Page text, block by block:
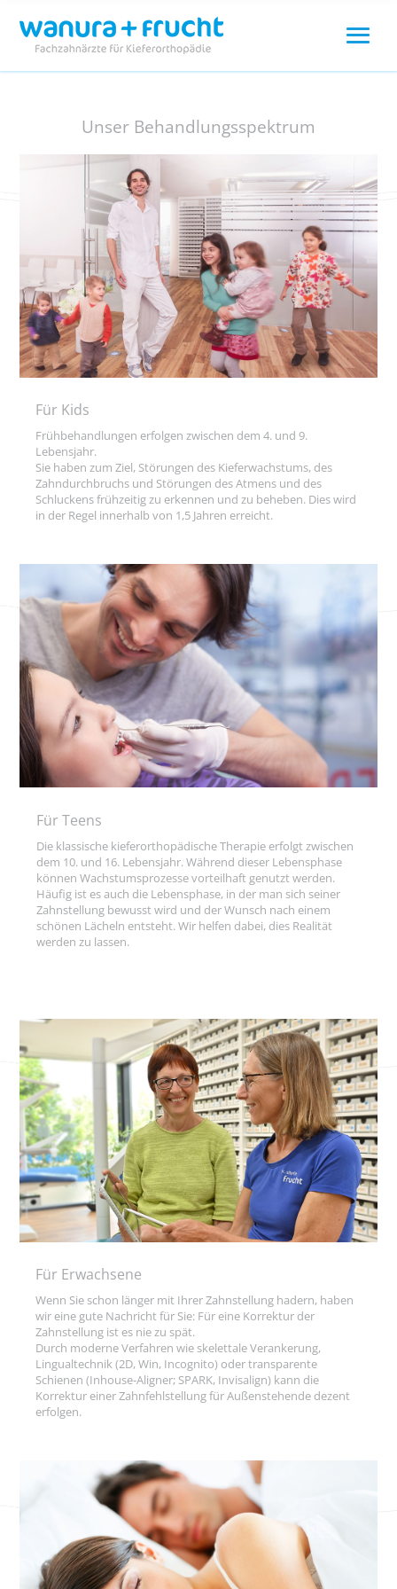
Unser Behandlungsspektrum
Für Kids
Frühbehandlungen erfolgen zwischen dem 4. und 9.
Lebensjahr.
Sie haben zum Ziel, Störungen des Kieferwachstums, des
Zahndurchbruchs und Störungen des Atmens und des
Schluckens frühzeitig zu erkennen und zu beheben. Dies wird
in der Regel innerhalb von 1,5 Jahren erreicht.
Für Teens
Die klassische kieferorthopädische Therapie erfolgt zwischen
dem 10. und 16. Lebensjahr. Während dieser Lebensphase
können Wachstumsprozesse vorteilhaft genutzt werden.
Häufig ist es auch die Lebensphase, in der man sich seiner
Zahnstellung bewusst wird und der Wunsch nach einem
schönen Lächeln entsteht. Wir helfen dabei, dies Realität
werden zu lassen.
Für Erwachsene
Wenn Sie schon länger mit Ihrer Zahnstellung hadern, haben
wir eine gute Nachricht für Sie: Für eine Korrektur der
Zahnstellung ist es nie zu spät.
Durch moderne Verfahren wie skelettale Verankerung,
Lingualtechnik (2D, Win, Incognito) oder transparente
Schienen (Inhouse-Aligner; SPARK, Invisalign) kann die
Korrektur einer Zahnfehlstellung für Außenstehende dezent
erfolgen.